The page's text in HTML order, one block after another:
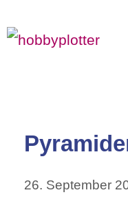
Inhalt
26. September